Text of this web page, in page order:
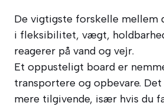
De vigtigste forskelle mellem
i fleksibilitet, vægt,
reagerer på vand og vejr.
Et oppusteligt board er
transportere og opbevare.
mere tilgivende, især hvis du